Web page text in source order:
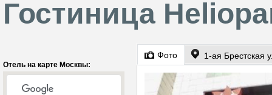
Гостиница
Отель на карте Москвы:
Фото 1-ая Брестская